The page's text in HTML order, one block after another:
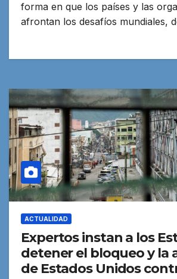
forma en que los países y las
afrontan los desafíos mundiales,
ACTUALIDAD
Expertos instan a los
detener el bloqueo y la
de Estados Unidos